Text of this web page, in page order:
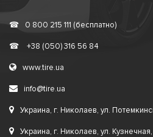
☎ 0 800 215 111 (бесплатно)
☎ +38 (050) 316 56 84
www.tire.ua
info@tire.ua
Украина, г. Николаев, ул.
Украина, г. Николаев, ул.